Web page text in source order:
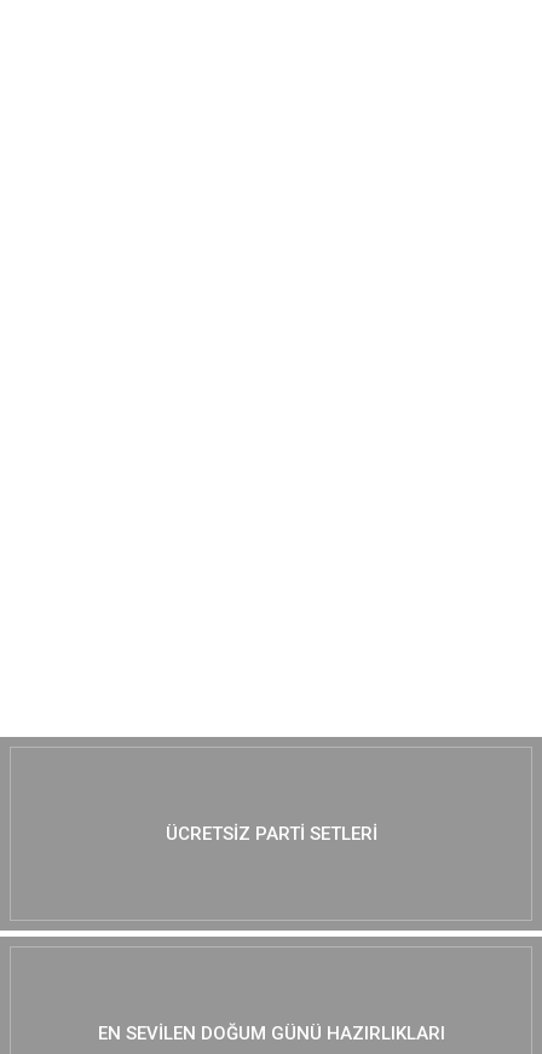
ÜCRETSIZ PARTI SETLERI
EN SEVILEN DOĞUM GÜNÜ HAZIRLIKLARI